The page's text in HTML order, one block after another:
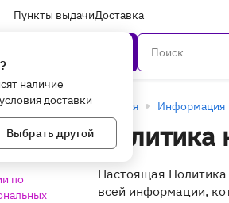
Пункты выдачиДоставка
наличие
доставки
Выбрать другой
по
Главная Информация
Настоящая
всей информации,